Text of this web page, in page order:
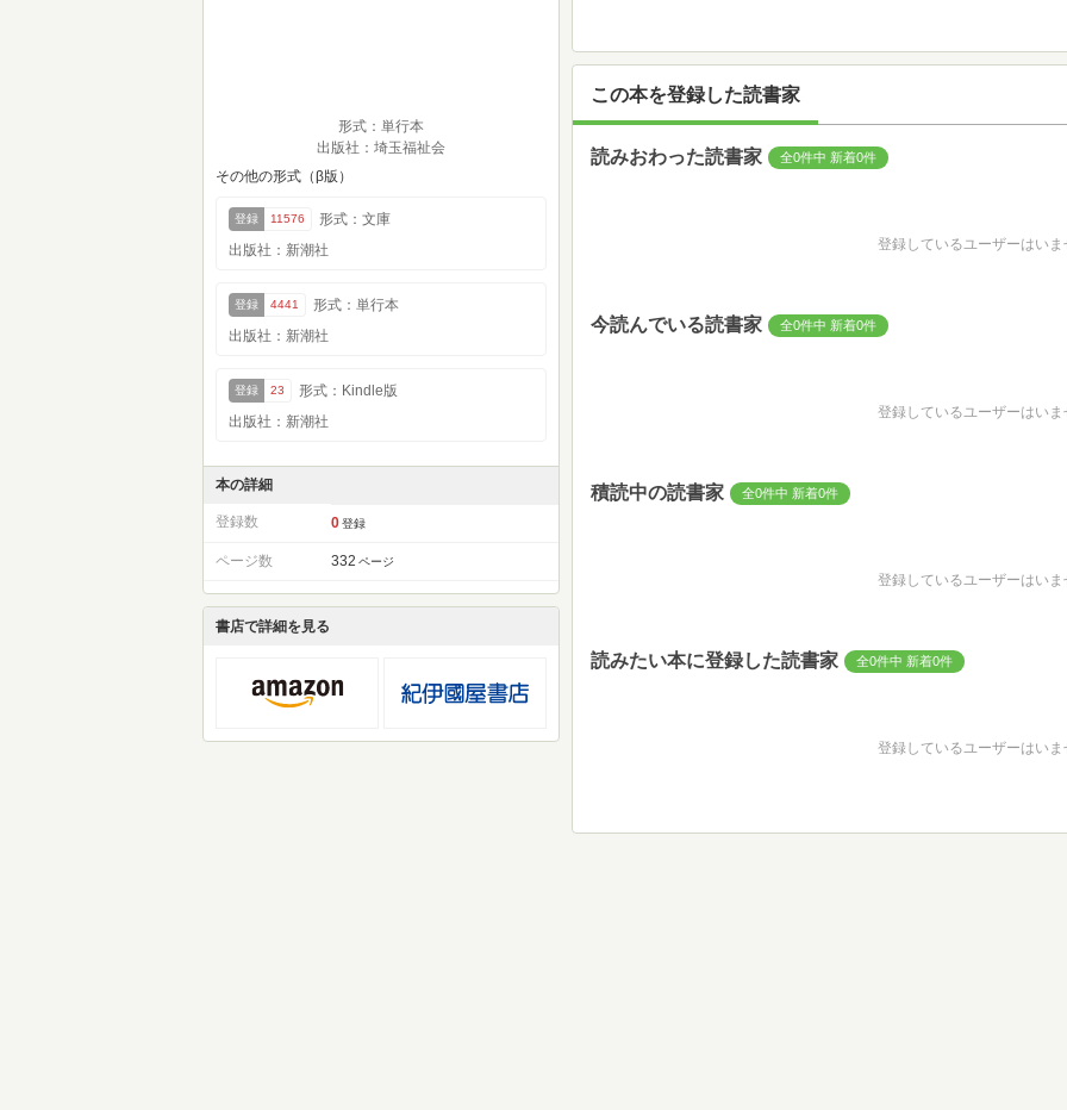
形式：単行本
出版社：埼玉福祉会
その他の形式（β版）
登録 11576
形式：文庫
出版社：新潮社
登録 4441
形式：単行本
出版社：新潮社
登録 23
形式：Kindle版
出版社：新潮社
本の詳細
登録数 0 登録
ページ数 332 ページ
書店で詳細を見る
この本を登録した読書家
読みおわった読書家 全0件中 新着0件
登録しているユーザーはいま
今読んでいる読書家 全0件中 新着0件
登録しているユーザーはいま
積読中の読書家 全0件中 新着0件
登録しているユーザーはいま
読みたい本に登録した読書家 全0件中 新着0件
登録しているユーザーはいま